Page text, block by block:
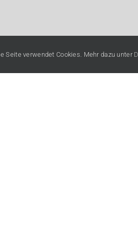
Seite verwendet Cookies. Mehr dazu unter